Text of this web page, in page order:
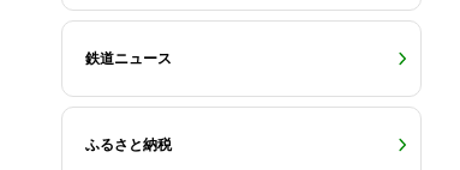
鉄道ニュース
ふるさと納税